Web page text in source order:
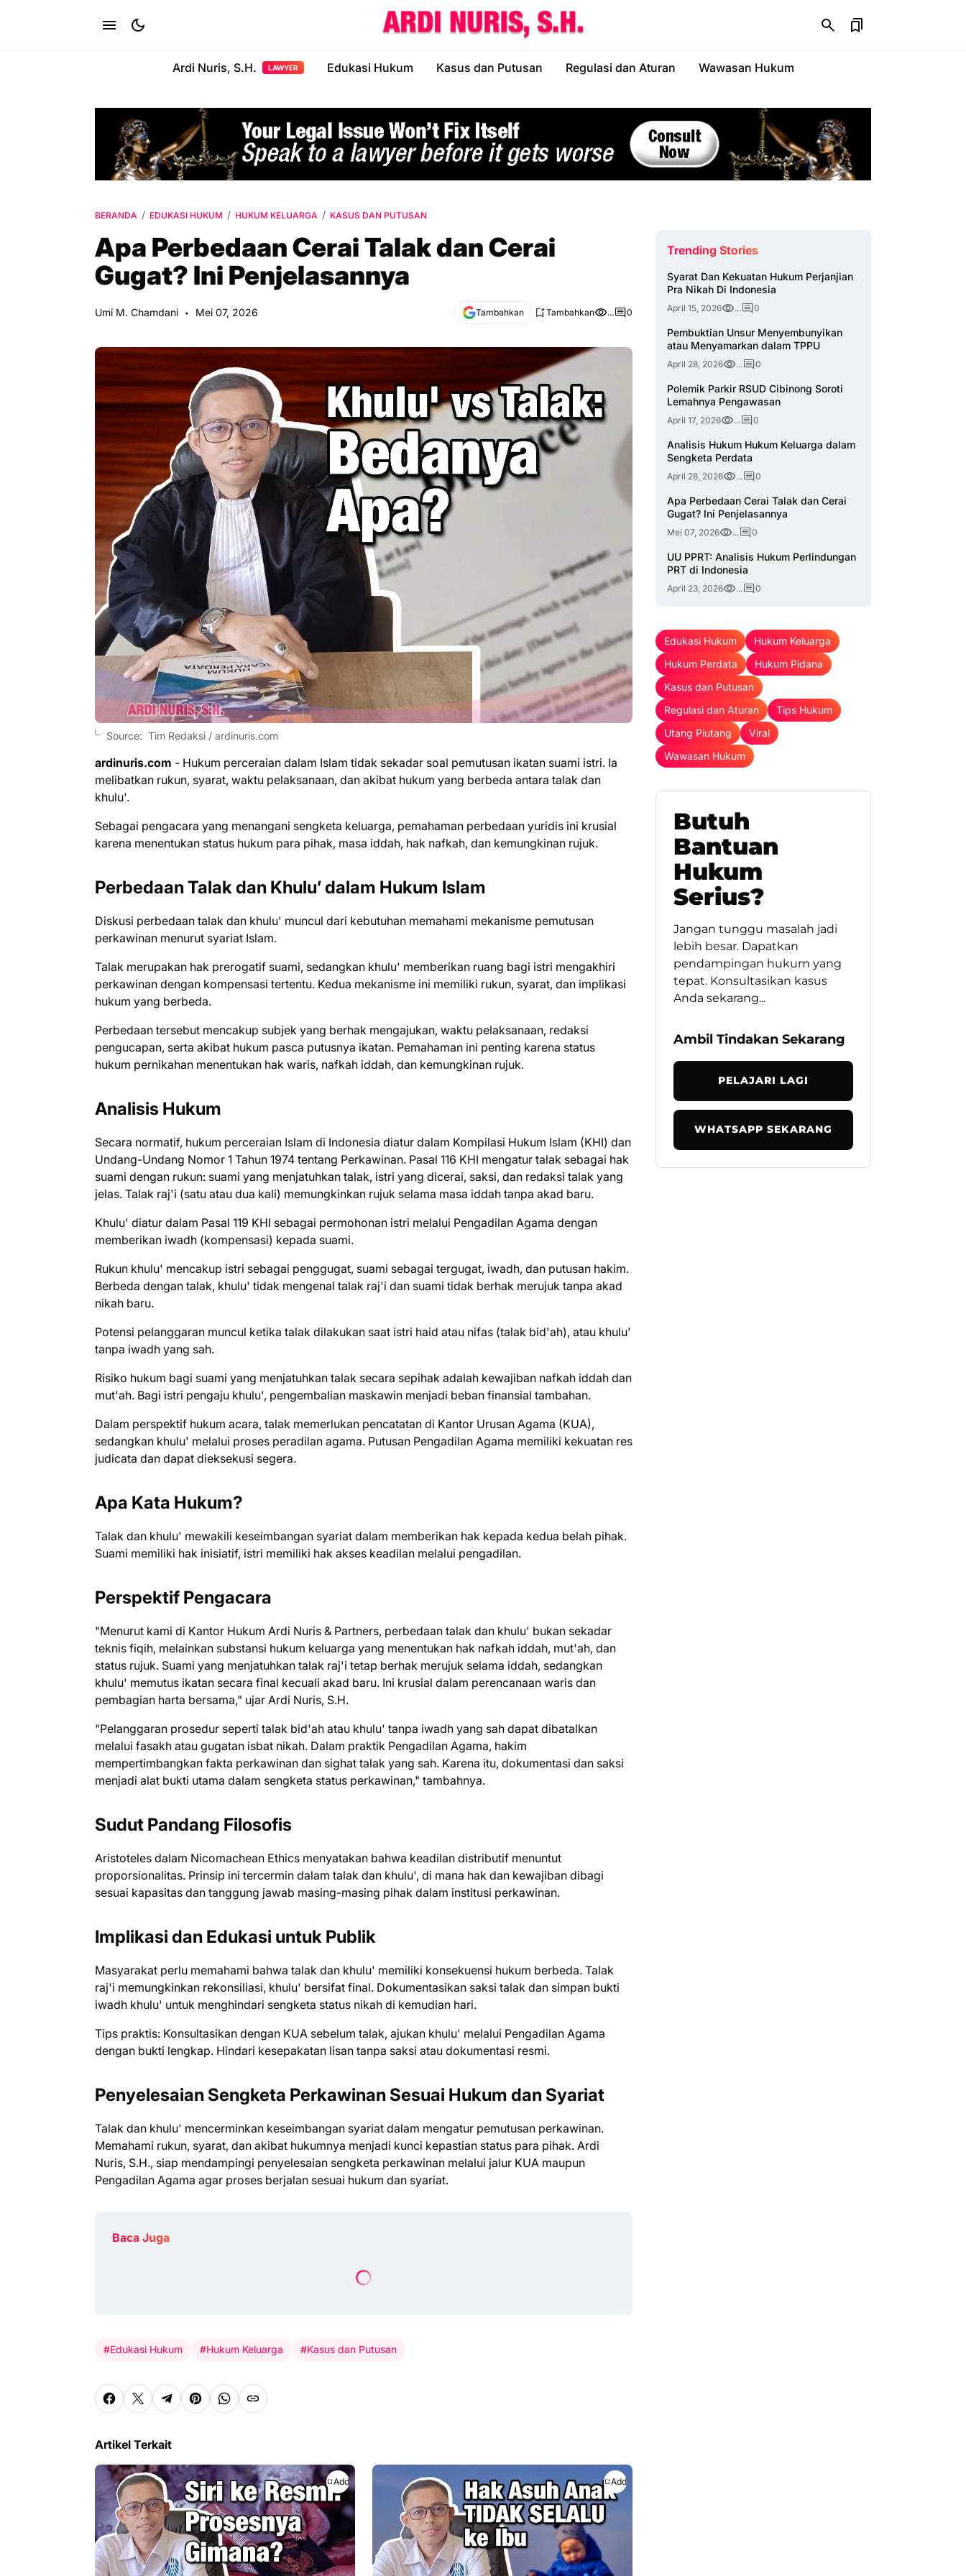
Ardi Nuris, S.H. LAWYER Edukasi Hukum Kasus dan Putusan Regulasi dan Aturan Wawasan Hukum
BERANDA EDUKASI HUKUM HUKUM KELUARGA KASUS DAN PUTUSAN
Apa Perbedaan Cerai Talak dan Cerai
Gugat? Ini Penjelasannya
Umi M. Chamdani Mei 07, 2026 Tambahkan Tambahkan ... 0
Source: Tim Redaksi / ardinuris.com
ardinuris.com - Hukum perceraian dalam Islam tidak sekadar soal pemutusan ikatan suami istri. Ia
melibatkan rukun, syarat, waktu pelaksanaan, dan akibat hukum yang berbeda antara talak dan
khulu'.
Sebagai pengacara yang menangani sengketa keluarga, pemahaman perbedaan yuridis ini krusial
karena menentukan status hukum para pihak, masa iddah, hak nafkah, dan kemungkinan rujuk.
Perbedaan Talak dan Khulu’ dalam Hukum Islam
Diskusi perbedaan talak dan khulu' muncul dari kebutuhan memahami mekanisme pemutusan
perkawinan menurut syariat Islam.
Talak merupakan hak prerogatif suami, sedangkan khulu' memberikan ruang bagi istri mengakhiri
perkawinan dengan kompensasi tertentu. Kedua mekanisme ini memiliki rukun, syarat, dan implikasi
hukum yang berbeda.
Perbedaan tersebut mencakup subjek yang berhak mengajukan, waktu pelaksanaan, redaksi
pengucapan, serta akibat hukum pasca putusnya ikatan. Pemahaman ini penting karena status
hukum pernikahan menentukan hak waris, nafkah iddah, dan kemungkinan rujuk.
Analisis Hukum
Secara normatif, hukum perceraian Islam di Indonesia diatur dalam Kompilasi Hukum Islam (KHI) dan
Undang-Undang Nomor 1 Tahun 1974 tentang Perkawinan. Pasal 116 KHI mengatur talak sebagai hak
suami dengan rukun: suami yang menjatuhkan talak, istri yang dicerai, saksi, dan redaksi talak yang
jelas. Talak raj'i (satu atau dua kali) memungkinkan rujuk selama masa iddah tanpa akad baru.
Khulu' diatur dalam Pasal 119 KHI sebagai permohonan istri melalui Pengadilan Agama dengan
memberikan iwadh (kompensasi) kepada suami.
Rukun khulu' mencakup istri sebagai penggugat, suami sebagai tergugat, iwadh, dan putusan hakim.
Berbeda dengan talak, khulu' tidak mengenal talak raj'i dan suami tidak berhak merujuk tanpa akad
nikah baru.
Potensi pelanggaran muncul ketika talak dilakukan saat istri haid atau nifas (talak bid'ah), atau khulu'
tanpa iwadh yang sah.
Risiko hukum bagi suami yang menjatuhkan talak secara sepihak adalah kewajiban nafkah iddah dan
mut'ah. Bagi istri pengaju khulu', pengembalian maskawin menjadi beban finansial tambahan.
Dalam perspektif hukum acara, talak memerlukan pencatatan di Kantor Urusan Agama (KUA),
sedangkan khulu' melalui proses peradilan agama. Putusan Pengadilan Agama memiliki kekuatan res
judicata dan dapat dieksekusi segera.
Apa Kata Hukum?
Talak dan khulu' mewakili keseimbangan syariat dalam memberikan hak kepada kedua belah pihak.
Suami memiliki hak inisiatif, istri memiliki hak akses keadilan melalui pengadilan.
Perspektif Pengacara
"Menurut kami di Kantor Hukum Ardi Nuris & Partners, perbedaan talak dan khulu' bukan sekadar
teknis fiqih, melainkan substansi hukum keluarga yang menentukan hak nafkah iddah, mut'ah, dan
status rujuk. Suami yang menjatuhkan talak raj'i tetap berhak merujuk selama iddah, sedangkan
khulu' memutus ikatan secara final kecuali akad baru. Ini krusial dalam perencanaan waris dan
pembagian harta bersama," ujar Ardi Nuris, S.H.
"Pelanggaran prosedur seperti talak bid'ah atau khulu' tanpa iwadh yang sah dapat dibatalkan
melalui fasakh atau gugatan isbat nikah. Dalam praktik Pengadilan Agama, hakim
mempertimbangkan fakta perkawinan dan sighat talak yang sah. Karena itu, dokumentasi dan saksi
menjadi alat bukti utama dalam sengketa status perkawinan," tambahnya.
Sudut Pandang Filosofis
Aristoteles dalam Nicomachean Ethics menyatakan bahwa keadilan distributif menuntut
proporsionalitas. Prinsip ini tercermin dalam talak dan khulu', di mana hak dan kewajiban dibagi
sesuai kapasitas dan tanggung jawab masing-masing pihak dalam institusi perkawinan.
Implikasi dan Edukasi untuk Publik
Masyarakat perlu memahami bahwa talak dan khulu' memiliki konsekuensi hukum berbeda. Talak
raj'i memungkinkan rekonsiliasi, khulu' bersifat final. Dokumentasikan saksi talak dan simpan bukti
iwadh khulu' untuk menghindari sengketa status nikah di kemudian hari.
Tips praktis: Konsultasikan dengan KUA sebelum talak, ajukan khulu' melalui Pengadilan Agama
dengan bukti lengkap. Hindari kesepakatan lisan tanpa saksi atau dokumentasi resmi.
Penyelesaian Sengketa Perkawinan Sesuai Hukum dan Syariat
Talak dan khulu' mencerminkan keseimbangan syariat dalam mengatur pemutusan perkawinan.
Memahami rukun, syarat, dan akibat hukumnya menjadi kunci kepastian status para pihak. Ardi
Nuris, S.H., siap mendampingi penyelesaian sengketa perkawinan melalui jalur KUA maupun
Pengadilan Agama agar proses berjalan sesuai hukum dan syariat.
Baca Juga
#Edukasi Hukum #Hukum Keluarga #Kasus dan Putusan
Artikel Terkait
Add Add
Trending Stories
Syarat Dan Kekuatan Hukum Perjanjian
Pra Nikah Di Indonesia
April 15, 2026 ... 0
Pembuktian Unsur Menyembunyikan
atau Menyamarkan dalam TPPU
April 28, 2026 ... 0
Polemik Parkir RSUD Cibinong Soroti
Lemahnya Pengawasan
April 17, 2026 ... 0
Analisis Hukum Hukum Keluarga dalam
Sengketa Perdata
April 28, 2026 ... 0
Apa Perbedaan Cerai Talak dan Cerai
Gugat? Ini Penjelasannya
Mei 07, 2026 ... 0
UU PPRT: Analisis Hukum Perlindungan
PRT di Indonesia
April 23, 2026 ... 0
Edukasi Hukum
Hukum Keluarga
Hukum Perdata
Hukum Pidana
Kasus dan Putusan
Regulasi dan Aturan
Tips Hukum
Utang Piutang
Viral
Wawasan Hukum
Butuh
Bantuan
Hukum
Serius?
Jangan tunggu masalah jadi
lebih besar. Dapatkan
pendampingan hukum yang
tepat. Konsultasikan kasus
Anda sekarang...
Ambil Tindakan Sekarang
PELAJARI LAGI
WHATSAPP SEKARANG